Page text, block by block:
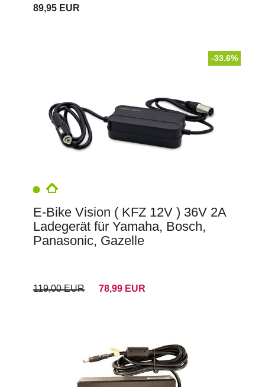
89,95 EUR
-33.6%
E-Bike Vision ( KFZ 12V ) 36V 2A
Ladegerät für Yamaha, Bosch,
Panasonic, Gazelle
119,00 EUR 78,99 EUR